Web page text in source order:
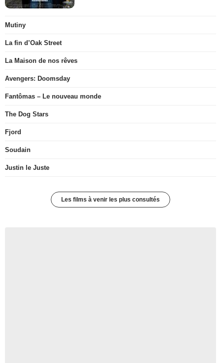
Mutiny
La fin d’Oak Street
La Maison de nos rêves
Avengers: Doomsday
Fantômas – Le nouveau monde
The Dog Stars
Fjord
Soudain
Justin le Juste
Les films à venir les plus consultés